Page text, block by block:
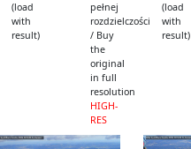
(load
with
result)
pełnej
rozdzielczości
/ Buy
the
original
in full
resolution
HIGH-
RES
(load
with
result)